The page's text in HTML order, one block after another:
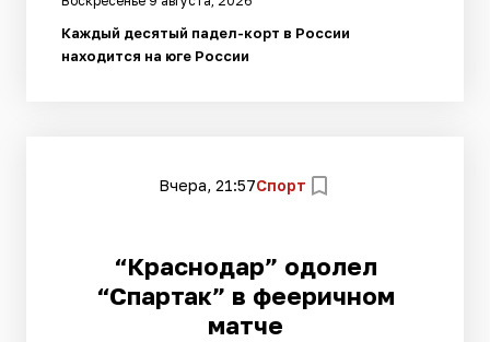
Каждый десятый падел-корт в России
находится на юге России
Вчера, 21:57Спорт
“Краснодар” одолел
“Спартак” в фееричном
матче